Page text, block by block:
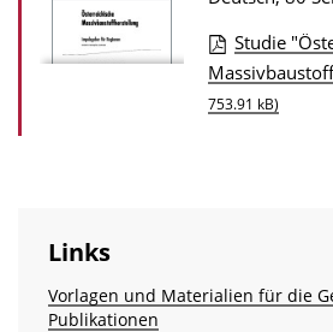
l
i
k
n
D
o
d
Studie
753.91 kB)
Links
Vorlagen und Materialien für die
Publikationen